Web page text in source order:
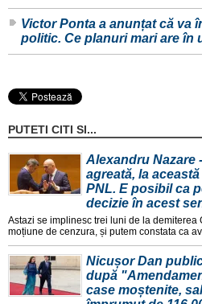
Victor Ponta a anunțat că va
politic. Ce planuri mari are în
PUTETI CITI SI...
Alexandru Nazare
agreată, la
PNL. E posibil ca
decizie în acest
Astazi se implinesc trei luni de la demiterea
moțiune de cenzura, și putem constata ca
Nicușor Dan
după
case moștenite,